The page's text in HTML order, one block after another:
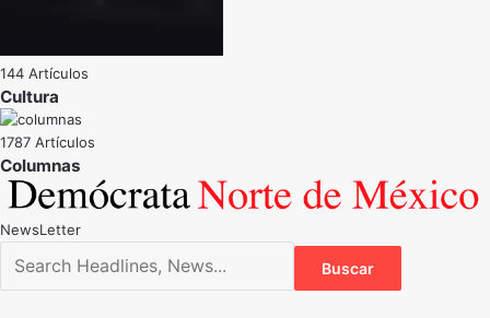
144 Artículos
Cultura
1787 Artículos
NewsLetter